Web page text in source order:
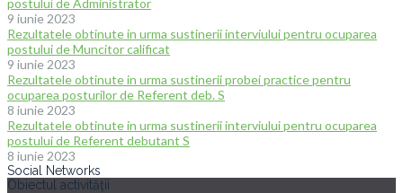
postului de Administrator
9 iunie 2023
Rezultatele obtinute in urma sustinerii interviului pentru ocuparea
postului de Muncitor calificat
9 iunie 2023
Rezultatele obtinute in urma sustinerii probei practice pentru
ocuparea posturilor de Referent deb. S
8 iunie 2023
Rezultatele obtinute in urma sustinerii interviului pentru ocuparea
postului de Referent debutant S
8 iunie 2023
Social Networks
Obiectul activității